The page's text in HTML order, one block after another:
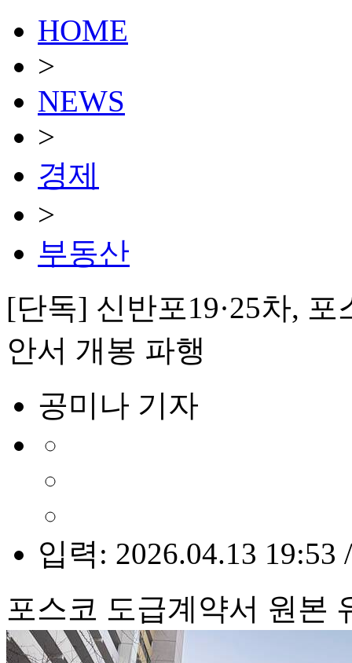
HOME
>
NEWS
>
경제
>
부동산
[단독] 신반포19·25차,
안서 개봉 파행
공미나 기자
입력: 2026.04.13 19:53
포스코 도급계약서 원본